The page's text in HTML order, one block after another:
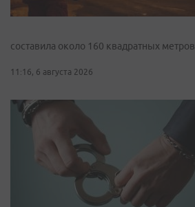
составила около 160 квадратных метров
11:16, 6 августа 2026